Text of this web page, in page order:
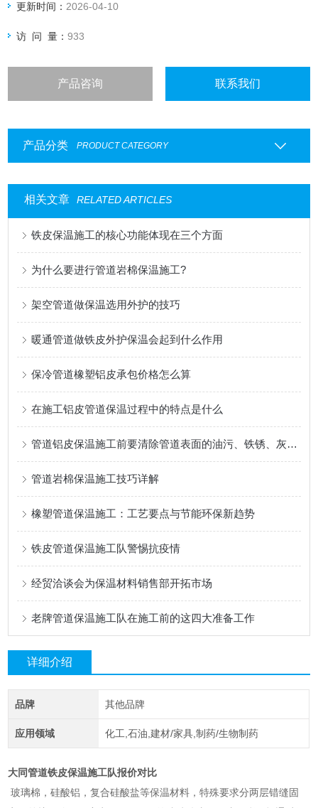
更新时间： 2026-04-10
访 问 量：933
产品咨询 联系我们
产品分类 PRODUCT CATEGORY
相关文章 RELATED ARTICLES
铁皮保温施工的核心功能体现在三个方面
为什么要进行管道岩棉保温施工?
架空管道做保温选用外护的技巧
暖通管道做铁皮外护保温会起到什么作用
保冷管道橡塑铝皮承包价格怎么算
在施工铝皮管道保温过程中的特点是什么
管道铝皮保温施工前要清除管道表面的油污、铁锈、灰尘等杂物
管道岩棉保温施工技巧详解
橡塑管道保温施工：工艺要点与节能环保新趋势
铁皮管道保温施工队警惕抗疫情
经贸洽谈会为保温材料销售部开拓市场
老牌管道保温施工队在施工前的这四大准备工作
详细介绍
品牌 其他品牌
应用领域 化工,石油,建材/家具,制药/生物制药
大同管道铁皮保温施工队报价对比
玻璃棉，硅酸铝，复合硅酸盐等保温材料，特殊要求分两层错缝固